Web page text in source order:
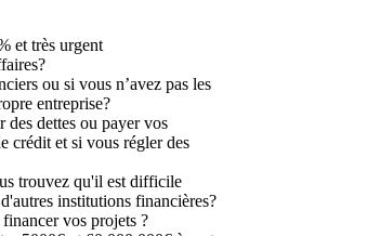
et très urgent
ou si vous n’avez pas les
entreprise?
des dettes ou payer vos
crédit et si vous régler des
trouvez qu'il est difficile
institutions financières?
vos projets ?